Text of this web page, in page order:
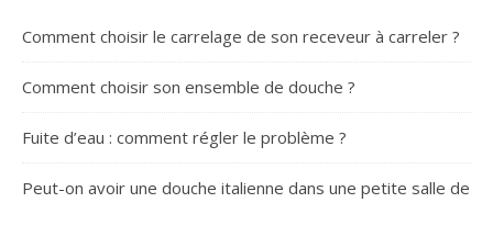
Comment choisir le carrelage de son receveur à carreler ?
Comment choisir son ensemble de douche ?
Fuite d’eau : comment régler le problème ?
Peut-on avoir une douche italienne dans une petite salle de